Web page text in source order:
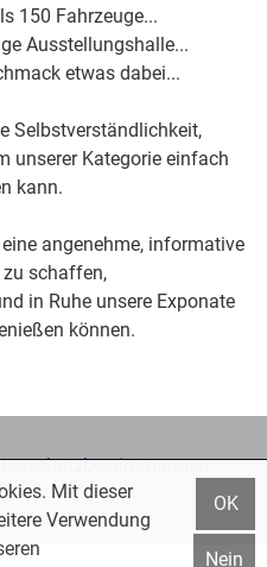
150 Fahrzeuge...
Ausstellungshalle...
etwas dabei...
Selbstverständlichkeit,
unserer Kategorie einfach
kann.
angenehme, informative
schaffen,
in Ruhe unsere Exponate
können.
Mit dieser
Verwendung
OK
Nein